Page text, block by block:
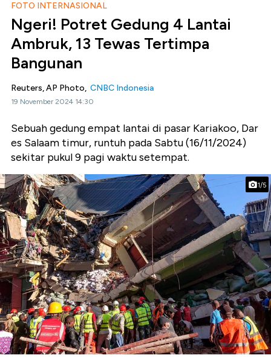
FOTO INTERNASIONAL
Ngeri! Potret Gedung 4 Lantai
Ambruk, 13 Tewas Tertimpa
Bangunan
Reuters, AP Photo, CNBC Indonesia
19 November 2024 14:30
Sebuah gedung empat lantai di pasar Kariakoo, Dar
es Salaam timur, runtuh pada Sabtu (16/11/2024)
sekitar pukul 9 pagi waktu setempat.
1/5